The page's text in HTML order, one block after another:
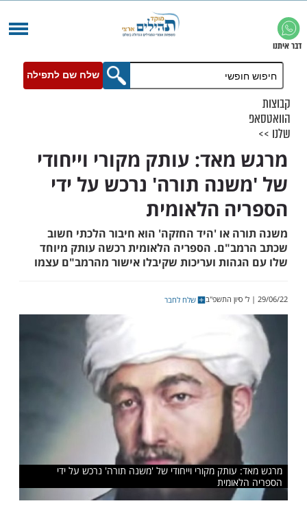
שלח שם לתפילה
עותק מקורי וייחודי
תורה' נרכש על ידי
הלאומית
או 'היד החזקה' הוא חיבור הלכתי חשוב
הספריה הלאומית רכשה עותק מיוחד
ועריכות שקיבלו אישור מהרמב"ם עצמו
שלח לחבר